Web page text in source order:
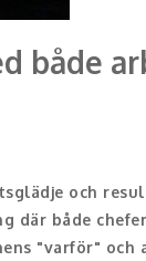
både
och
där både
"varför" och